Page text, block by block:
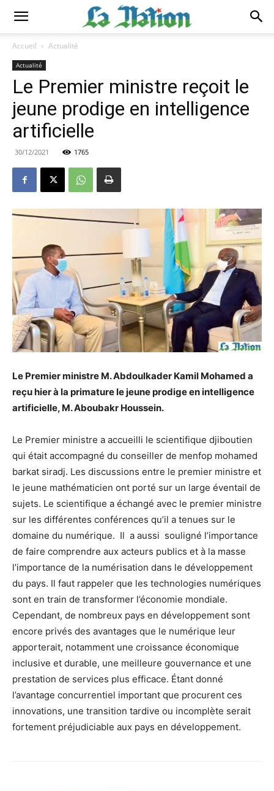
Accueil Actualité
Actualité
Le Premier ministre reçoit le
jeune prodige en intelligence
artificielle
30/12/2021 1765
Le Premier ministre M. Abdoulkader Kamil Mohamed a
reçu hier à la primature le jeune prodige en intelligence
artificielle, M. Aboubakr Houssein.
Le Premier ministre a accueilli le scientifique djiboutien
qui était accompagné du conseiller de menfop mohamed
barkat siradj. Les discussions entre le premier ministre et
le jeune mathématicien ont porté sur un large éventail de
sujets. Le scientifique a échangé avec le premier ministre
sur les différentes conférences qu’il a tenues sur le
domaine du numérique. Il a aussi souligné l’importance
de faire comprendre aux acteurs publics et à la masse
l’importance de la numérisation dans le développement
du pays. Il faut rappeler que les technologies numériques
sont en train de transformer l’économie mondiale.
Cependant, de nombreux pays en développement sont
encore privés des avantages que le numérique leur
apporterait, notamment une croissance économique
inclusive et durable, une meilleure gouvernance et une
prestation de services plus efficace. Étant donné
l’avantage concurrentiel important que procurent ces
innovations, une transition tardive ou incomplète serait
fortement préjudiciable aux pays en développement.